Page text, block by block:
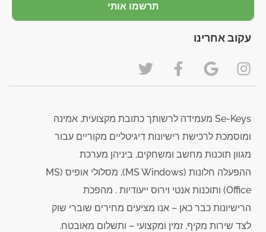
תרשמו אותי
עקוב אחרינו
Se-Keys מעמידה לרשותך כתובת מקצועית, אמינה
ומוסמכת לרכישת רישיונות דיגיטליים מקוריים עבור
מגוון תוכנות מחשב ומשחקים, ביניהן מערכת
ההפעלה חלונות (MS Windows), מסלולי אופיס (MS
Office) ותוכנות אנטי וירוס ייעודיות . מהפכת
הרישיונות כבר כאן – אנו מציעים מחירים שוברי שוק
לצד שירות מקיף, זמין ומקצועי – ותשלום מאובטח.